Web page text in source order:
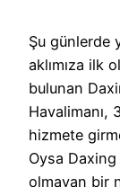
Şu günlerde
aklımıza ilk
bulunan
Havalimanı,
hizmete
Oysa Daxing
olmayan bir